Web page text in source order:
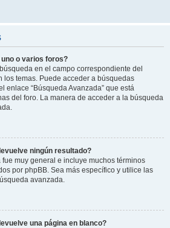
o varios foros?
en el campo correspondiente del
los temas. Puede acceder a búsquedas
enlace “Búsqueda Avanzada” que está
del foro. La manera de acceder a la búsqueda
ningún resultado?
muy general e incluye muchos términos
por phpBB. Sea más específico y utilice las
avanzada.
una página en blanco?